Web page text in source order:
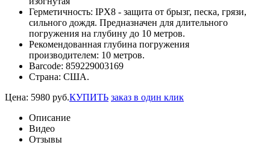
Герметичность: IPХ8 - защита от брызг, песка, грязи,
сильного дождя. Предназначен для длительного
погружения на глубину до 10 метров.
Рекомендованная глубина погружения
производителем: 10 метров.
Barcode: 859229003169
Страна: США.
Цена: 5980 руб.КУПИТЬ заказ в один клик
Описание
Видео
Отзывы